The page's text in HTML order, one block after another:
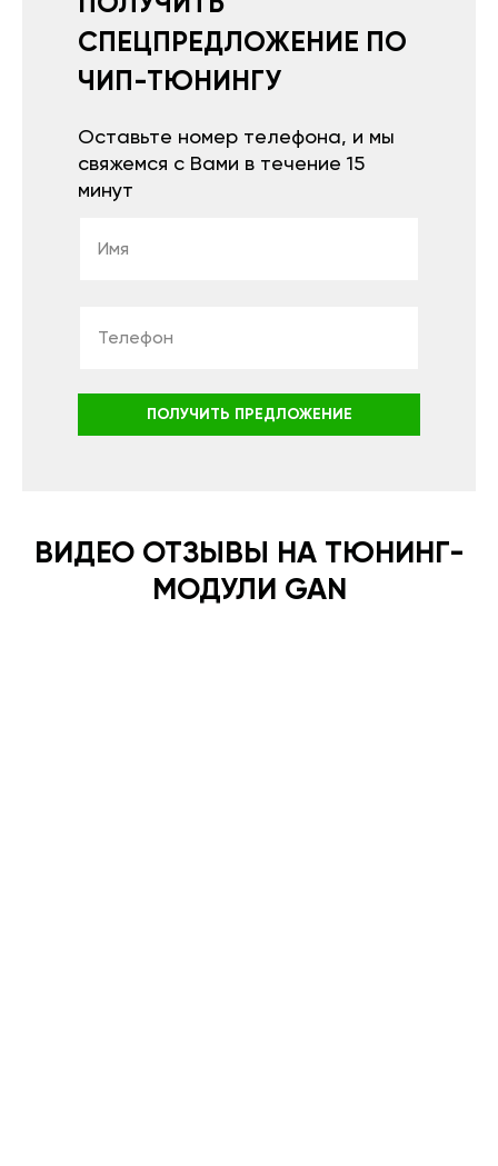
СПЕЦПРЕДЛОЖЕНИЕ ПО
ЧИП-ТЮНИНГУ
Оставьте номер телефона, и мы
свяжемся с Вами в течение 15
минут
ПОЛУЧИТЬ ПРЕДЛОЖЕНИЕ
ВИДЕО ОТЗЫВЫ НА ТЮНИНГ-
МОДУЛИ GAN